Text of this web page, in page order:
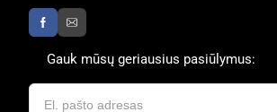
Gauk mūsų geriausius pasiūlymus: